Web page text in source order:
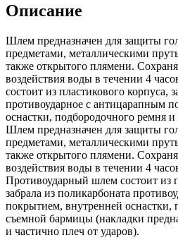
Описание
Шлем предназначен для защиты
предметами, металлическими
также открытого плямени.
воздействия воды в течении 4
состоит из пластикового корпуса,
противоударное с антицарапным
оснастки, подбородочного ремня
Шлем предназначен для защиты
предметами, металлическими
также открытого плямени.
воздействия воды в течении 4
Противоударный шлем состоит из
забрала из поликарбоната
покрытием, внутренней оснастки,
съемной бармицы (накладки
и частично плеч от ударов).